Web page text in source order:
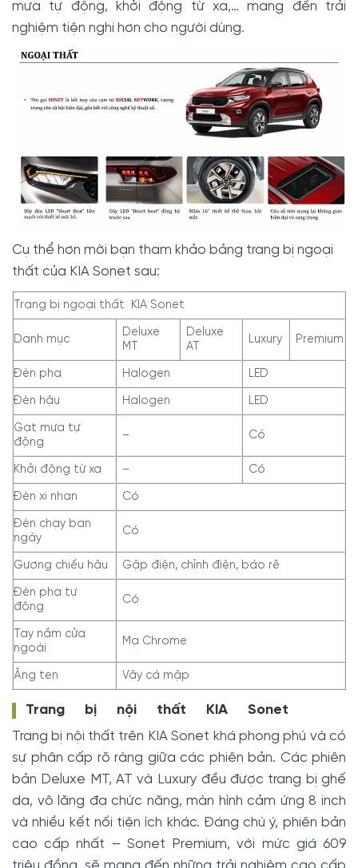
mưa tự động, khởi động từ xa,… mang đến trải
nghiệm tiện nghi hơn cho người dùng.
Cụ thể hơn mời bạn tham khảo bảng trang bị ngoại
thất của KIA Sonet sau:
Trang bị ngoại thất KIA Sonet
Danh mục
Deluxe
MT
Deluxe
AT
Luxury Premium
Đèn pha Halogen LED
Đèn hậu Halogen LED
Gạt mưa tự
động
– Có
Khởi động từ xa – Có
Đèn xi nhan Có
Đèn chạy ban
ngày
Có
Gương chiếu hậu Gập điện, chỉnh điện, báo rẽ
Đèn pha tự
động
Có
Tay nắm cửa
ngoài
Mạ Chrome
Ăng ten Vây cá mập
Trang bị nội thất KIA Sonet
Trang bị nội thất trên KIA Sonet khá phong phú và có
sự phân cấp rõ ràng giữa các phiên bản. Các phiên
bản Deluxe MT, AT và Luxury đều được trang bị ghế
da, vô lăng đa chức năng, màn hình cảm ứng 8 inch
và nhiều kết nối tiện ích khác. Đáng chú ý, phiên bản
cao cấp nhất – Sonet Premium, với mức giá 609